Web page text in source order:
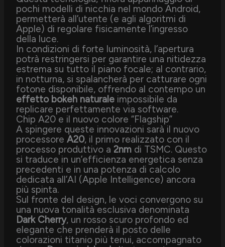
pochi modelli di nicchia nel mondo Android,
permetterà all’utente (e agli algoritmi di
Apple) di regolare fisicamente l’ingresso
della luce.
In condizioni di forte luminosità, l’apertura
potrà restringersi per garantire una nitidezza
estrema su tutto il piano focale; al contrario,
in notturna, si spalancherà per catturare ogni
fotone disponibile, offrendo al contempo un
effetto bokeh naturale impossibile da
replicare perfettamente via software.
Chip A20 e il nuovo colore “Flagship”
A spingere queste innovazioni sarà il nuovo
processoreA20, il primo realizzato con il
processo produttivo a2nm di TSMC. Questo
si traduce in un’efficienza energetica senza
precedenti e in una potenza di calcolo
dedicata all’AI (Apple Intelligence) ancora
più spinta.
Sul fronte del design, le voci convergono su
una nuova tonalità esclusiva denominata
Dark Cherry, un rosso scuro profondo ed
elegante che prenderà il posto delle
colorazioni titanio più tenui, accompagnato